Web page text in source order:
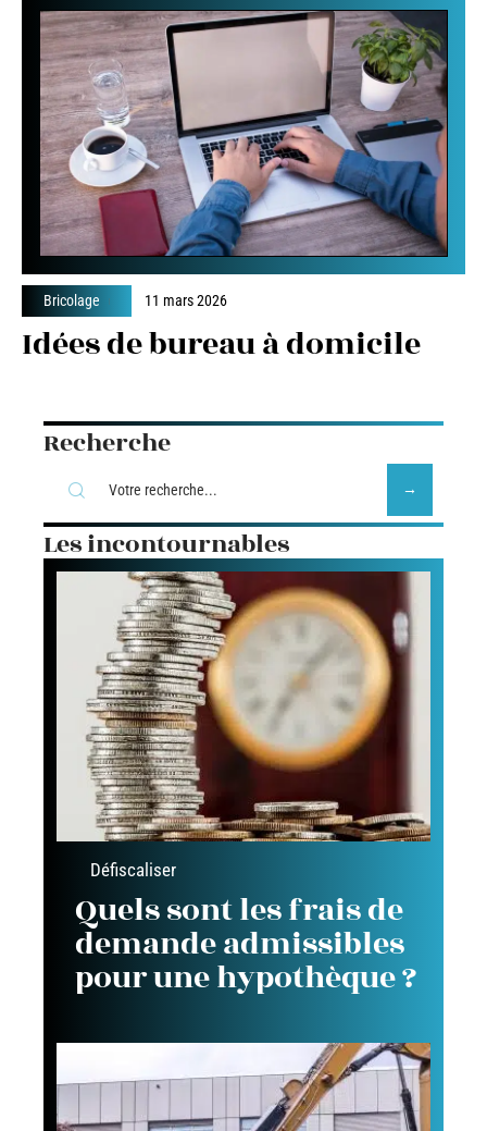
Bricolage 11 mars 2026
Idées de bureau à domicile
Recherche
Les incontournables
Défiscaliser
Quels sont les frais de
demande admissibles
pour une hypothèque ?